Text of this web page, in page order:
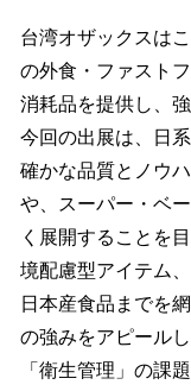
台湾オザックスは
の外食・ファスト
消耗品を提供し、
今回の出展は、日
確かな品質とノウ
や、スーパー・ベ
く展開することを
境配慮型アイテム
日本産食品までを
の強みをアピール
「衛生管理」の課